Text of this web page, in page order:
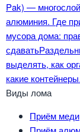
Pak) —
алюминия. Где
мусора дома:
сдавать
выделять, как
какие
Виды лома
Приём меди